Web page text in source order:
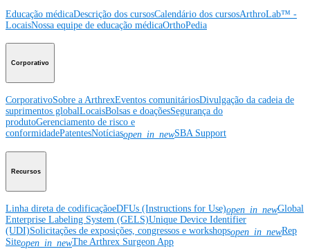
Educação médicaDescrição dos cursosCalendário dos cursosArthroLab™ -
LocaisNossa equipe de educação médicaOrthoPedia
Corporativo
CorporativoSobre a ArthrexEventos comunitáriosDivulgação da cadeia de
suprimentos globalLocaisBolsas e doaçõesSegurança do
produtoGerenciamento de risco e
conformidadePatentesNotíciasopen_in_newSBA Support
Recursos
Linha direta de codificaçãoeDFUs (Instructions for Use)open_in_newGlobal
Enterprise Labeling System (GELS)Unique Device Identifier
(UDI)Solicitações de exposições, congressos e workshopsopen_in_newRep
Siteopen_in_newThe Arthrex Surgeon App